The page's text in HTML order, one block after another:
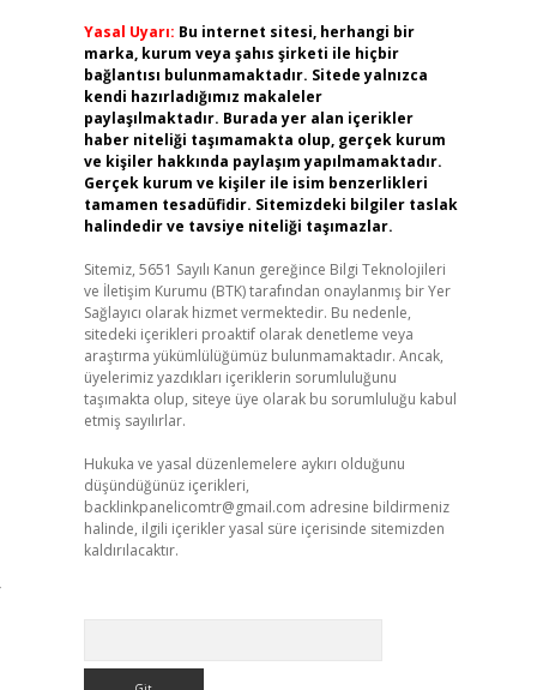
Yasal Uyarı: Bu internet sitesi, herhangi bir
marka, kurum veya şahıs şirketi ile hiçbir
bağlantısı bulunmamaktadır. Sitede yalnızca
kendi hazırladığımız makaleler
paylaşılmaktadır. Burada yer alan içerikler
haber niteliği taşımamakta olup, gerçek kurum
ve kişiler hakkında paylaşım yapılmamaktadır.
Gerçek kurum ve kişiler ile isim benzerlikleri
tamamen tesadüfidir. Sitemizdeki bilgiler taslak
halindedir ve tavsiye niteliği taşımazlar.
Sitemiz, 5651 Sayılı Kanun gereğince Bilgi Teknolojileri
ve İletişim Kurumu (BTK) tarafından onaylanmış bir Yer
Sağlayıcı olarak hizmet vermektedir. Bu nedenle,
sitedeki içerikleri proaktif olarak denetleme veya
araştırma yükümlülüğümüz bulunmamaktadır. Ancak,
üyelerimiz yazdıkları içeriklerin sorumluluğunu
taşımakta olup, siteye üye olarak bu sorumluluğu kabul
etmiş sayılırlar.
Hukuka ve yasal düzenlemelere aykırı olduğunu
düşündüğünüz içerikleri,
backlinkpanelicomtr@gmail.com adresine bildirmeniz
halinde, ilgili içerikler yasal süre içerisinde sitemizden
kaldırılacaktır.